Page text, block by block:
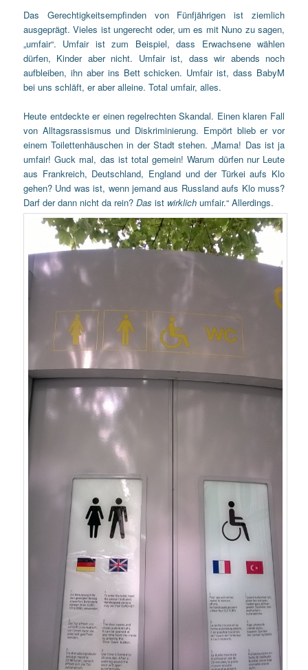
Das Gerechtigkeitsempfinden von Fünfjährigen ist ziemlich
ausgeprägt. Vieles ist ungerecht oder, um es mit Nuno zu sagen,
„umfair“. Umfair ist zum Beispiel, dass Erwachsene wählen
dürfen, Kinder aber nicht. Umfair ist, dass wir abends noch
aufbleiben, ihn aber ins Bett schicken. Umfair ist, dass BabyM
bei uns schläft, er aber alleine. Total umfair, alles.
Heute entdeckte er einen regelrechten Skandal. Einen klaren Fall
von Alltagsrassismus und Diskriminierung. Empört blieb er vor
einem Toilettenhäuschen in der Stadt stehen. „Mama! Das ist ja
umfair! Guck mal, das ist total gemein! Warum dürfen nur Leute
aus Frankreich, Deutschland, England und der Türkei aufs Klo
gehen? Und was ist, wenn jemand aus Russland aufs Klo muss?
Darf der dann nicht da rein?Das ist wirklich umfair.“ Allerdings.